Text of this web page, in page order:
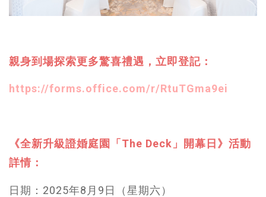
親身到場探索更多驚喜禮遇，立即登記：​
https://forms.office.com/r/RtuTGma9ei
《全新升級證婚庭園「The Deck」開幕日》活動
詳情：
日期：2025年8月9日（星期六）